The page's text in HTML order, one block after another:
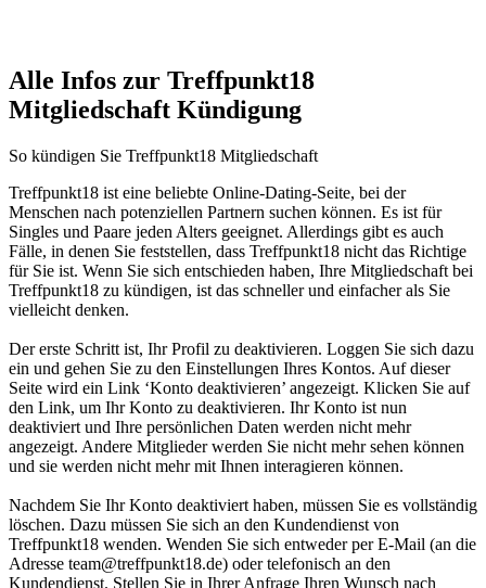
Alle Infos zur Treffpunkt18
Mitgliedschaft Kündigung
So kündigen Sie Treffpunkt18 Mitgliedschaft
Treffpunkt18 ist eine beliebte Online-Dating-Seite, bei der
Menschen nach potenziellen Partnern suchen können. Es ist für
Singles und Paare jeden Alters geeignet. Allerdings gibt es auch
Fälle, in denen Sie feststellen, dass Treffpunkt18 nicht das Richtige
für Sie ist. Wenn Sie sich entschieden haben, Ihre Mitgliedschaft bei
Treffpunkt18 zu kündigen, ist das schneller und einfacher als Sie
vielleicht denken.
Der erste Schritt ist, Ihr Profil zu deaktivieren. Loggen Sie sich dazu
ein und gehen Sie zu den Einstellungen Ihres Kontos. Auf dieser
Seite wird ein Link ‘Konto deaktivieren’ angezeigt. Klicken Sie auf
den Link, um Ihr Konto zu deaktivieren. Ihr Konto ist nun
deaktiviert und Ihre persönlichen Daten werden nicht mehr
angezeigt. Andere Mitglieder werden Sie nicht mehr sehen können
und sie werden nicht mehr mit Ihnen interagieren können.
Nachdem Sie Ihr Konto deaktiviert haben, müssen Sie es vollständig
löschen. Dazu müssen Sie sich an den Kundendienst von
Treffpunkt18 wenden. Wenden Sie sich entweder per E-Mail (an die
Adresse team@treffpunkt18.de) oder telefonisch an den
Kundendienst. Stellen Sie in Ihrer Anfrage Ihren Wunsch nach